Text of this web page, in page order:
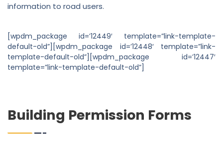
information to road users.
[wpdm_package id=’12449′ template=”link-template-
default-old”][wpdm_package id=’12448′ template=”link-
template-default-old”][wpdm_package id=’12447′
template=”link-template-default-old”]
Building Permission Forms